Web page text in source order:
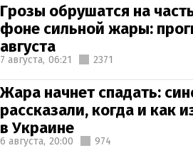
Грозы обрушатся на
фоне сильной жары:
августа
7 августа, 06:21 2371
Жара начнет спадать:
рассказали, когда и как
в Украине
6 августа, 20:00 974